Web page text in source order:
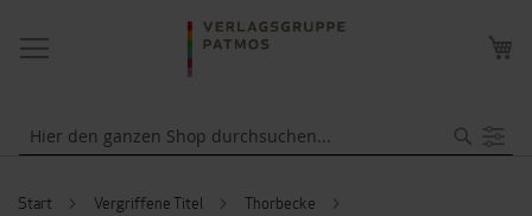
NAVIGATION
UMSCHALTEN
Start Vergriffene Titel
Thorbecke